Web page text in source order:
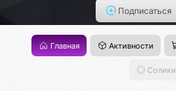
Подписаться
Главная Активности
Солики